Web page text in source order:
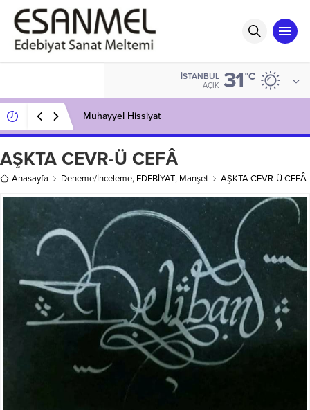
İSTANBUL
AÇIK 31°C
Muhayyel Hissiyat
AŞKTA CEVR-Ü CEFÂ
Anasayfa Deneme/İnceleme, EDEBİYAT, Manşet AŞKTA CEVR-Ü CEFÂ